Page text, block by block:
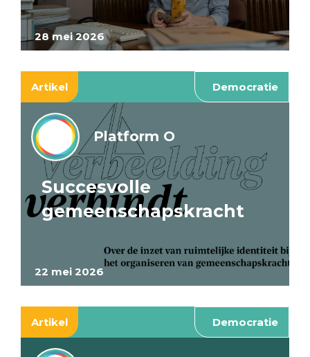
28 mei 2026
Artikel Democratie
22 mei 2026
Platform O
Succesvolle
gemeenschapskracht
Artikel Democratie